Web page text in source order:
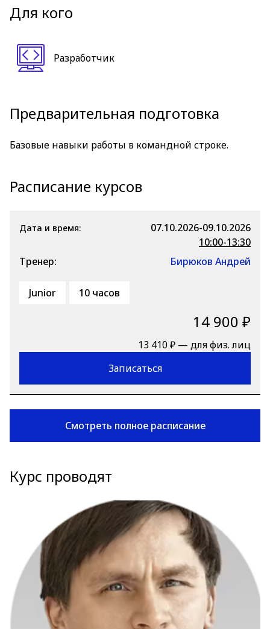
Для кого
Разработчик
Предварительная подготовка
Базовые навыки работы в командной строке.
Расписание курсов
Дата и время:
07.10.2026-09.10.2026
10:00-13:30
Тренер:
Бирюков Андрей
Junior 10 часов
14 900 ₽
13 410 ₽ — для физ. лиц
Записаться
Смотреть полное расписание
Курс проводят